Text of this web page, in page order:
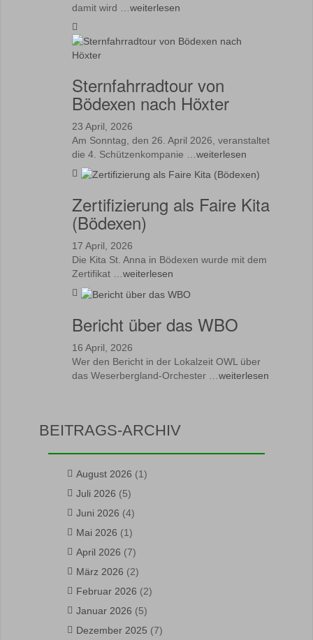
damit wird … weiterlesen
Sternfahrradtour von
Bödexen nach Höxter
23 April, 2026
Am Sonntag, den 26. April 2026, veranstaltet
die 4. Schützenkompanie … weiterlesen
Zertifizierung als Faire Kita
(Bödexen)
17 April, 2026
Die Kita St. Anna in Bödexen wurde mit dem
Zertifikat …weiterlesen
Bericht über das WBO
16 April, 2026
Wer den Bericht in der Lokalzeit OWL über
das Weserbergland-Orchester … weiterlesen
BEITRAGS-ARCHIV
August 2026 (1)
Juli 2026 (5)
Juni 2026 (4)
Mai 2026 (1)
April 2026 (7)
März 2026 (2)
Februar 2026 (2)
Januar 2026 (5)
Dezember 2025 (7)